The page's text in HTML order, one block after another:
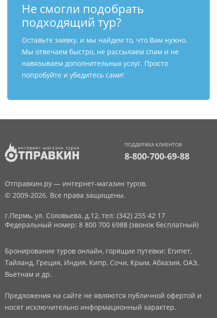
Не смогли подобрать
подходящий тур?
Оставьте заявку, и мы найдем то, что Вам нужно.
Мы отвечаем быстро, не рассылаем спам и не
навязываем дополнительных услуг. Просто
попробуйте и убедитесь сами!
ПОДДЕРЖКА КЛИЕНТОВ
8-800-700-69-88
Отправкин.ру — интернет-магазин туров.
© 2009-2026. Все права защищены.
г.Пермь, ул. Соловьева, д.12, тел: (342) 255 42 17
Федеральный номер: 8 800 700 6988 (звонок бесплатный)
Бронирование туров онлайн, горящие путевки: Египет,
Тайланд, Греция, Индия, Кипр, Сочи, Крым, Абхазия, ОАЭ,
Вьетнам и др.
Предложения на сайте не являются публичной офертой и
носят исключительно информационный характер.